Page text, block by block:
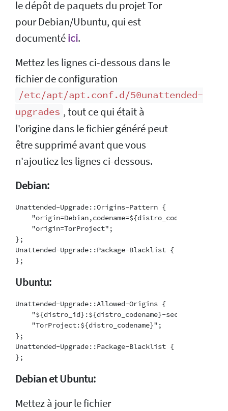
le dépôt de paquets du projet Tor
pour Debian/Ubuntu, qui est
documentéici.
Mettez les lignes ci-dessous dans le
fichier de configuration
/etc/apt/apt.conf.d/50unattended-
upgrades , tout ce qui était à
l'origine dans le fichier généré peut
être supprimé avant que vous
n'ajoutiez les lignes ci-dessous.
Debian:
Unattended-Upgrade::Origins-Pattern {
    "origin=TorProject";
};
Unattended-Upgrade::Package-Blacklist {
Ubuntu:
Unattended-Upgrade::Allowed-Origins {
    "${distro_id}:${distro_codename}-security";
    "TorProject:${distro_codename}";
};
Unattended-Upgrade::Package-Blacklist {
Debian et Ubuntu:
Mettez à jour le fichier